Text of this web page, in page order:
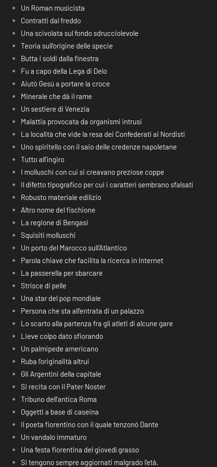
Un Roman musicista
Contratti dal freddo
Una scivolata sul fondo sdrucciolevole
Teoria sull’origine delle specie
Butta i soldi dalla finestra
Fu a capo della Lega di Delo
Aiutò Gesù a portare la croce
Minerale che dà il rame
Un sestiere di Venezia
Malattia provocata da organismi intrusi
La località che vide la resa dei Confederati ai Nordisti
Uno spiritello con il saio delle credenze napoletane
Tutto all’ingiro
I molluschi con cui si creavano preziose coppe
Il difetto tipografico per cui i caratteri sembrano sfalsati
Robusto materiale edilizio
Altro nome del fischione
La regione di Bengasi
Squisiti molluschi
Un porto del Marocco sull’Atlantico
Parola chiave che facilita la ricerca in Internet
La passerella per sbarcare
Strisce di pelle
Una star del pop mondiale
Persona che sta all’entrata di un palazzo
Lo scarto alla partenza fra gli atleti di alcune gare
Lieve colpo dato sfiorando
Un palmipede americano
Ruba l’originalità altrui
Gli Argentini della capitale
Si recita con il Pater Noster
Tribuno dell’antica Roma
Oggetti a base di caseina
Il poeta fiorentino con il quale tenzonò Dante
Un vandalo immaturo
Una festa fiorentina del giovedì grasso
Si tengono sempre aggiornati malgrado l’età.